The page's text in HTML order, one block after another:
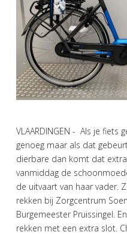
VLAARDINGEN - Als je
genoeg maar als dat
dierbare dan komt dat
vanmiddag de
de uitvaart van haar vader.
rekken bij Zorgcentrum
Burgemeester Pruissingel.
rekken met een extra slot.